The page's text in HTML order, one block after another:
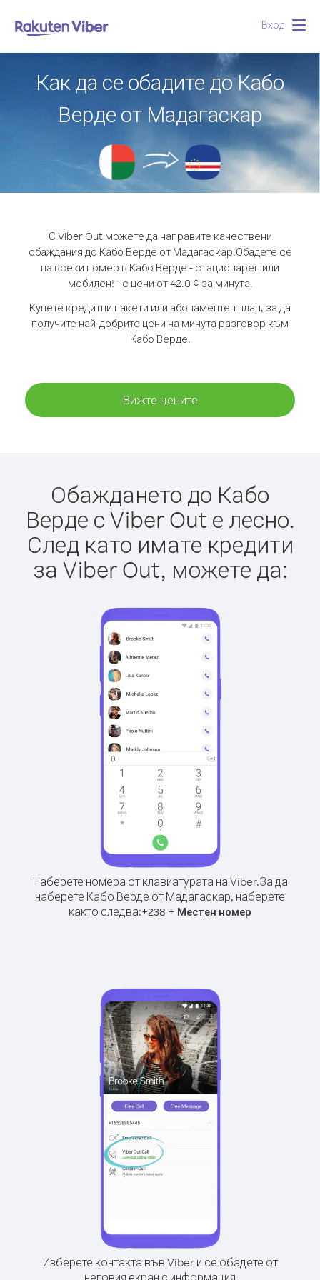
Вход
Как да се обадите до Кабо
Верде от Мадагаскар
С Viber Out можете да направите качествени
обаждания до Кабо Верде от Мадагаскар.Обадете се
на всеки номер в Кабо Верде - стационарен или
мобилен! - с цени от 42.0 ¢ за минута.
Купете кредитни пакети или абонаментен план, за да
получите най-добрите цени на минута разговор към
Кабо Верде.
Вижте цените
Обаждането до Кабо
Верде с Viber Out е лесно.
След като имате кредити
за Viber Out, можете да:
Наберете номера от клавиатурата на Viber.За да
наберете Кабо Верде от Мадагаскар, наберете
както следва:+238 + Местен номер
Изберете контакта във Viber и се обадете от
неговия екран с информация